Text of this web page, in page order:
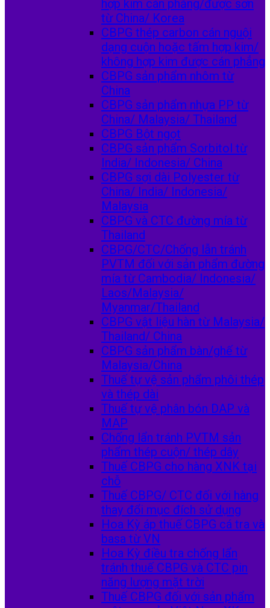
hợp kim cán phẳng/được sơn
từ China/ Korea
CBPG thép carbon cán nguội
dạng cuộn hoặc tấm hợp kim/
không hợp kim được cán phẳng
CBPG sản phẩm nhôm từ
China
CBPG sản phẩm nhựa PP từ
China/ Malaysia/ Thailand
CBPG Bột ngọt
CBPG sản phẩm Sorbitol từ
India/ Indonesia/ China
CBPG sợi dài Polyester từ
China/ India/ Indonesia/
Malaysia
CBPG và CTC đường mía từ
Thailand
CBPG/CTC/Chống lẫn tránh
PVTM đối với sản phẩm đường
mía từ Cambodia/ Indonesia/
Laos/Malaysia/
Myanmar/Thailand
CBPG vật liệu hàn từ Malaysia/
Thailand/ China
CBPG sản phẩm bàn/ghế từ
Malaysia/China
Thuế tự vệ sản phẩm phôi thép
và thép dài
Thuế tự vệ phân bón DAP và
MAP
Chống lẩn tránh PVTM sản
phẩm thép cuộn/ thép dây
Thuế CBPG cho hàng XNK tại
chỗ
Thuế CBPG/ CTC đối với hàng
thay đổi mục đích sử dụng
Hoa Kỳ áp thuế CBPG cá tra và
basa từ VN
Hoa Kỳ điều tra chống lẩn
tránh thuế CBPG và CTC pin
năng lượng mặt trời
Thuế CBPG đối với sản phẩm